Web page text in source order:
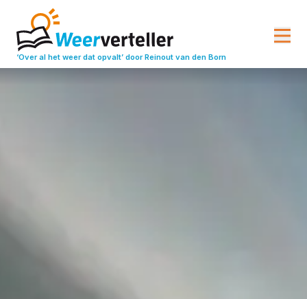
‘Over al het weer dat opvalt’ door Reinout van den Born